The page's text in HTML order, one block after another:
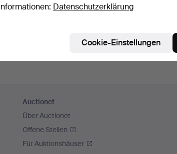
Auctionet
Über Auctionet
Offene Stellen
Für Auktionshäuser
Datenschutzerklärung
Cookie-Einstellungen